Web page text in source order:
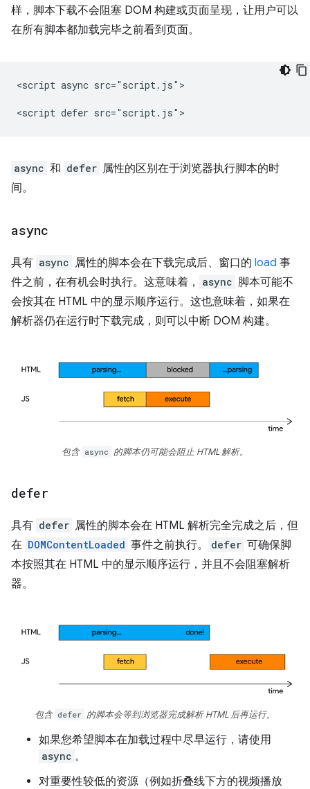
样，脚本下载不会阻塞 DOM 构建或页面呈现，让用户可以
在所有脚本都加载完毕之前看到页面。
<script async src="script.js">
async 和 defer 属性的区别在于浏览器执行脚本的时
间。
async
具有 async 属性的脚本会在下载完成后、窗口的 load 事
件之前，在有机会时执行。这意味着，
async 脚本可能不
会按其在 HTML 中的显示顺序运行。这也意味着，如果在
解析器仍在运行时下载完成，则可以中断 DOM 构建。
包含 async 的脚本仍可能会阻止 HTML 解析。
defer
具有 defer 属性的脚本会在 HTML 解析完全完成之后，但
在 DOMContentLoaded 事件之前执行。 defer 可确保脚
本按照其在 HTML 中的显示顺序运行，并且不会阻塞解析
器。
包含 defer 的脚本会等到浏览器完成解析 HTML 后再运行。
如果您希望脚本在加载过程中尽早运行，请使用
async 。
对重要性较低的资源（例如折叠线下方的视频播放